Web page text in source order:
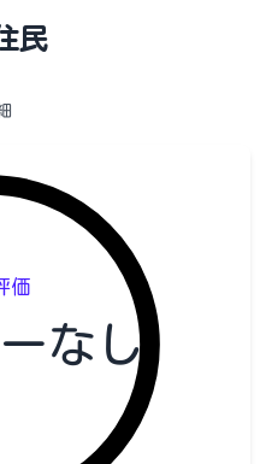
民
価
なし